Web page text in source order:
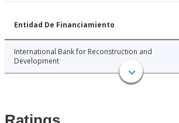
Entidad De Financiamiento
International Bank for Reconstruction and
Development